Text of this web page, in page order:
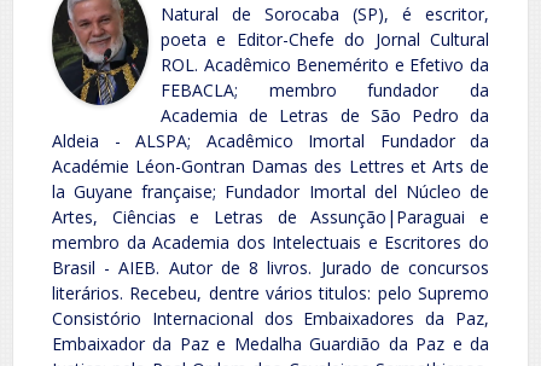
Natural de Sorocaba (SP), é escritor,
poeta e Editor-Chefe do Jornal Cultural
ROL. Acadêmico Benemérito e Efetivo da
FEBACLA; membro fundador da
Academia de Letras de São Pedro da
Aldeia - ALSPA; Acadêmico Imortal Fundador da
Académie Léon-Gontran Damas des Lettres et Arts de
la Guyane française; Fundador Imortal del Núcleo de
Artes, Ciências e Letras de Assunção|Paraguai e
membro da Academia dos Intelectuais e Escritores do
Brasil - AIEB. Autor de 8 livros. Jurado de concursos
literários. Recebeu, dentre vários titulos: pelo Supremo
Consistório Internacional dos Embaixadores da Paz,
Embaixador da Paz e Medalha Guardião da Paz e da